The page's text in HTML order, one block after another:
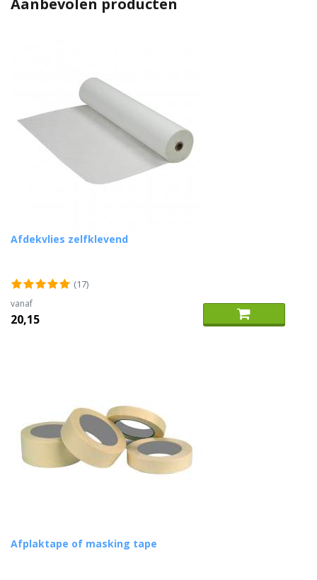
Afdekvlies zelfklevend
(17)
vanaf
20,15
Afplaktape of masking tape